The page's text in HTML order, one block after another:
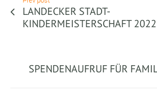
LANDECKER STADT-
KINDERMEISTERSCHAFT 2022
SPENDENAUFRUF FÜR